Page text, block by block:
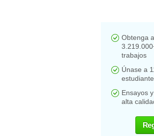
Obtenga
trabajos
Únase a
Ensayos
alta